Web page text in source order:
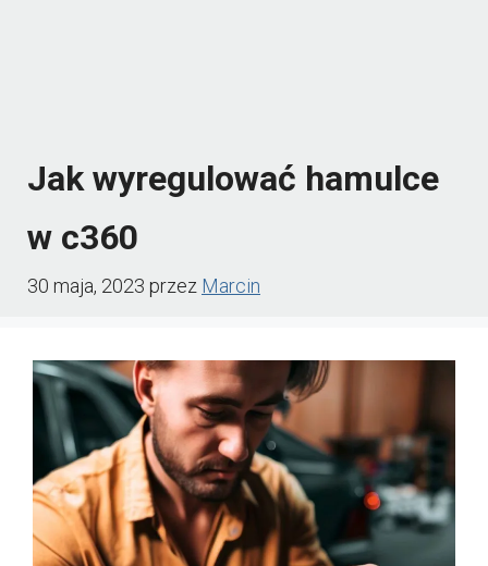
Jak wyregulować hamulce
w c360
30 maja, 2023 przez Marcin